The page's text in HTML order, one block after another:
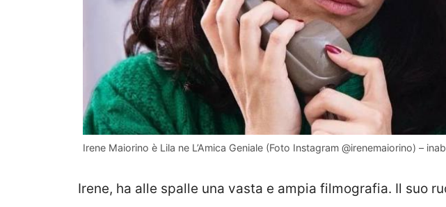
Irene Maiorino è Lila ne L’Amica Geniale (Foto Instagram @irenemaiorino) –
Irene, ha alle spalle una vasta e ampia filmografia. Il suo